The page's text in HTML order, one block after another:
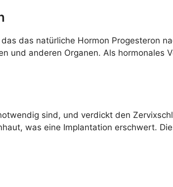
das natürliche Hormon Progesteron
und anderen Organen. Als hormonales
sind, und verdickt den
was eine Implantation erschwert.